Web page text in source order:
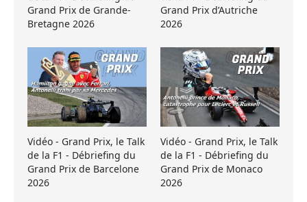
Grand Prix de Grande-
Bretagne 2026
Grand Prix d’Autriche
2026
Vidéo - Grand Prix, le Talk
de la F1 - Débriefing du
Grand Prix de Barcelone
2026
Vidéo - Grand Prix, le Talk
de la F1 - Débriefing du
Grand Prix de Monaco
2026